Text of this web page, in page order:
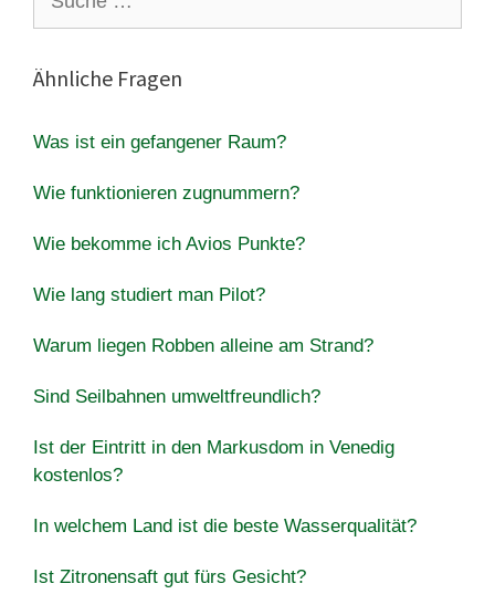
nach:
Ähnliche Fragen
Was ist ein gefangener Raum?
Wie funktionieren zugnummern?
Wie bekomme ich Avios Punkte?
Wie lang studiert man Pilot?
Warum liegen Robben alleine am Strand?
Sind Seilbahnen umweltfreundlich?
Ist der Eintritt in den Markusdom in Venedig
kostenlos?
In welchem Land ist die beste Wasserqualität?
Ist Zitronensaft gut fürs Gesicht?